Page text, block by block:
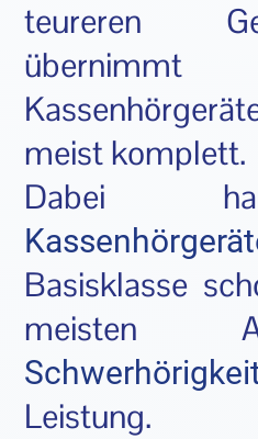
teureren
meist komplett.
Dabei
Basisklasse
meisten
Leistung.